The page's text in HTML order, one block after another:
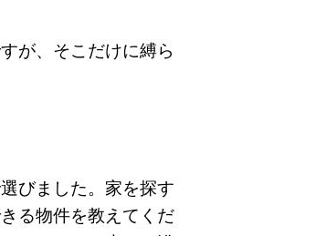
が、そこだけに縛ら
びました。家を探す
る物件を教えてくだ